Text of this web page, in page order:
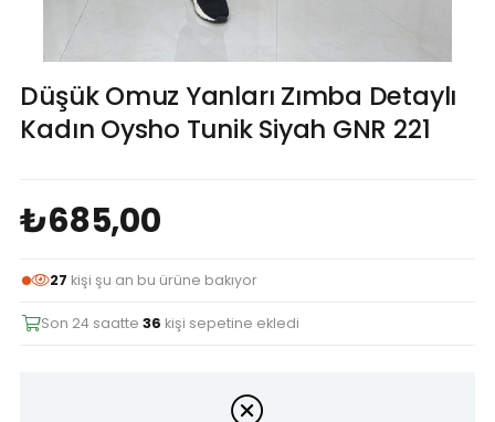
Düşük Omuz Yanları Zımba Detaylı
Kadın Oysho Tunik Siyah GNR 221
₺685,00
27 kişi şu an bu ürüne bakıyor
Son 24 saatte36 kişi sepetine ekledi